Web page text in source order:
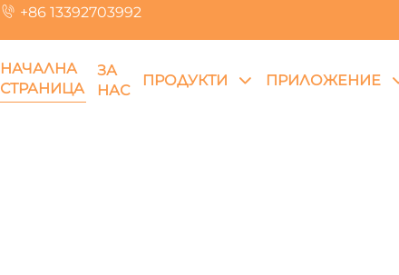
+86 13392703992
НАЧАЛНА
СТРАНИЦА
ЗА
НАС
ПРОДУКТИ ПРИЛОЖЕНИЕ